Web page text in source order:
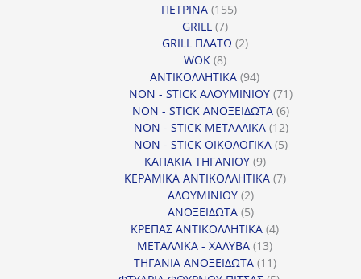
ΠΕΤΡΙΝΑ 155155
GRILL 77
προϊόντα
GRILL ΠΛΑΤΩ 22
WOK 88
προϊόντα
ΑΝΤΙΚΟΛΛΗΤΙΚΑ 9494
προϊόντα
NON - STICK ΑΛΟΥΜΙΝΙΟΥ 7171
προϊόντα
NON - STICK ΑΝΟΞΕΙΔΩΤΑ 66
προϊόντα
NON - STICK ΜΕΤΑΛΛΙΚΑ 1212
προϊόντα
NON - STICK ΟΙΚΟΛΟΓΙΚΑ 55
ΚΑΠΑΚΙΑ ΤΗΓΑΝΙΟΥ 99
προϊόντα
ΚΕΡΑΜΙΚΑ ΑΝΤΙΚΟΛΛΗΤΙΚΑ 77
ΑΛΟΥΜΙΝΙΟΥ 22
προϊόντα
ΑΝΟΞΕΙΔΩΤΑ 55
προϊόντα
ΚΡΕΠΑΣ ΑΝΤΙΚΟΛΛΗΤΙΚΑ 44
ΜΕΤΑΛΛΙΚΑ - ΧΑΛΥΒΑ 1313
προϊόντα
ΤΗΓΑΝΙΑ ΑΝΟΞΕΙΔΩΤΑ 1111